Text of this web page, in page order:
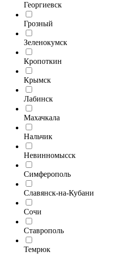
Георгиевск
Грозный
Зеленокумск
Кропоткин
Крымск
Лабинск
Махачкала
Нальчик
Невинномысск
Симферополь
Славянск-на-Кубани
Сочи
Ставрополь
Темрюк